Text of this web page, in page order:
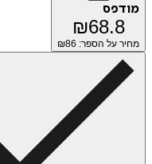
מודפס
₪68.8
מחיר על הספר: ₪ 86